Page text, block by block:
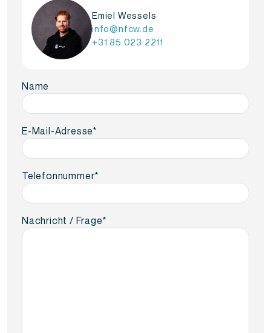
Emiel Wessels
info@nfcw.de
+31 85 023 2211
Name
E-Mail-Adresse*
Telefonnummer*
Nachricht / Frage*